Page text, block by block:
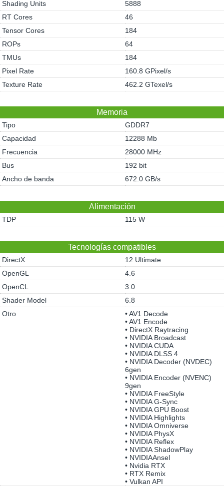
Shading Units
5888
RT Cores
46
Tensor Cores
184
ROPs
64
TMUs
184
Pixel Rate
160.8 GPixel/s
Texture Rate
462.2 GTexel/s
Memoria
Tipo
GDDR7
Capacidad
12288 Mb
Frecuencia
28000 MHz
Bus
192 bit
Ancho de banda
672.0 GB/s
Alimentación
TDP 115 W
Tecnologías compatibles
DirectX
12 Ultimate
OpenGL
4.6
OpenCL
3.0
Shader Model
6.8
Otro
• AV1 Decode
• AV1 Encode
• DirectX Raytracing
• NVIDIA Broadcast
• NVIDIA CUDA
• NVIDIA DLSS 4
• NVIDIA Decoder (NVDEC)
6gen
• NVIDIA Encoder (NVENC)
9gen
• NVIDIA FreeStyle
• NVIDIA G-Sync
• NVIDIA GPU Boost
• NVIDIA Highlights
• NVIDIA Omniverse
• NVIDIA PhysX
• NVIDIA Reflex
• NVIDIA ShadowPlay
• NVIDIAAnsel
• Nvidia RTX
• RTX Remix
• Vulkan API